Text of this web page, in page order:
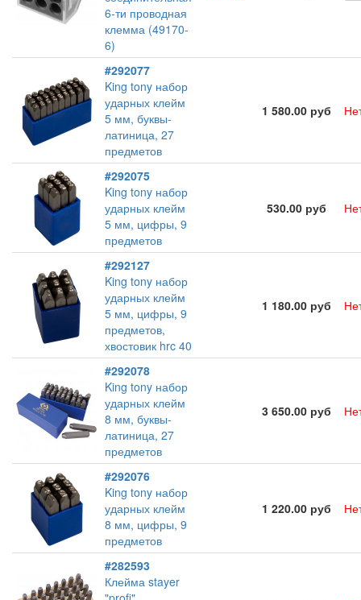
6-ти проводная
клемма (49170-
6)
#292077
King tony набор
ударных клейм
5 мм, буквы-
латиница, 27
предметов
1 580.00 руб
#292075
King tony набор
ударных клейм
5 мм, цифры, 9
предметов
530.00 руб
#292127
King tony набор
ударных клейм
5 мм, цифры, 9
предметов,
хвостовик hrc 40
1 180.00 руб
#292078
King tony набор
ударных клейм
8 мм, буквы-
латиница, 27
предметов
3 650.00 руб
#292076
King tony набор
ударных клейм
8 мм, цифры, 9
предметов
1 220.00 руб
#282593
Клейма stayer